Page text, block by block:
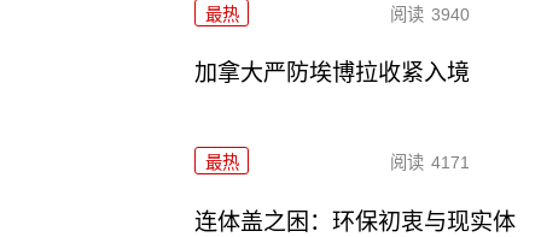
最热 阅读 3940
加拿大严防埃博拉收紧入境
最热 阅读 4171
连体盖之困：环保初衷与现实体